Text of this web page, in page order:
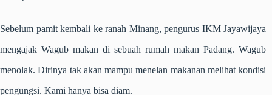
Sebelum pamit kembali ke ranah Minang, pengurus IKM Jayawijaya
mengajak Wagub makan di sebuah rumah makan Padang. Wagub
menolak. Dirinya tak akan mampu menelan makanan melihat kondisi
pengungsi. Kami hanya bisa diam.